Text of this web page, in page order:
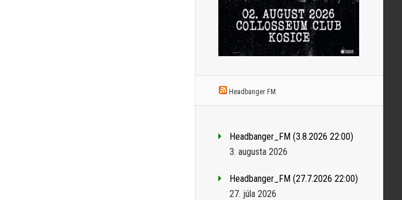
Headbanger FM
Headbanger_FM (3.8.2026 22:00)
3. augusta 2026
Headbanger_FM (27.7.2026 22:00)
27. júla 2026